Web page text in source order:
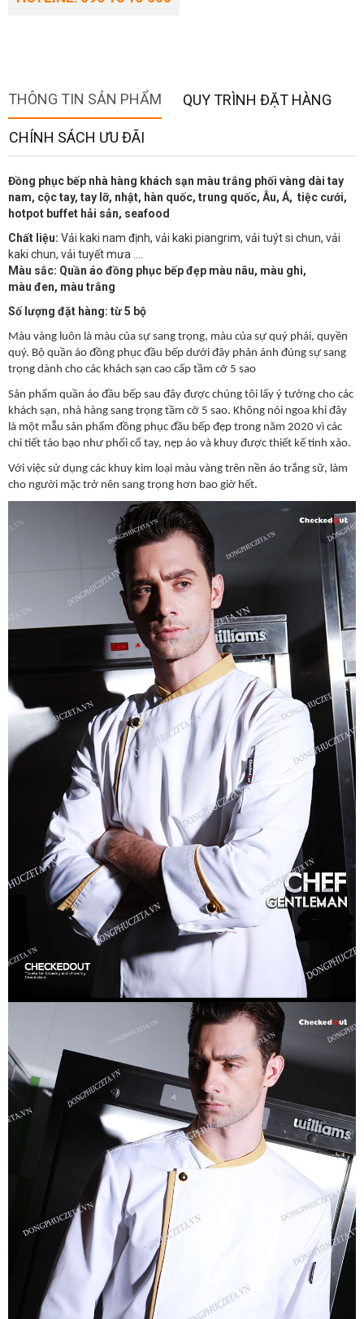
THÔNG TIN SẢN PHẨM QUY TRÌNH ĐẶT HÀNG
CHÍNH SÁCH ƯU ĐÃI
Đồng phục bếp nhà hàng khách sạn màu trắng phối vàng dài tay
nam, cộc tay, tay lỡ, nhật, hàn quốc, trung quốc, Âu, Á, tiệc cưới,
hotpot buffet hải sản, seafood
Chất liệu: Vải kaki nam định, vải kaki piangrim, vải tuýt si chun, vải
kaki chun, vải tuyết mưa ....
Màu sắc: Quần áo đồng phục bếp đẹp màu nâu, màu ghi,
màu đen, màu trắng
Số lượng đặt hàng: từ 5 bộ
Màu vàng luôn là màu của sự sang trọng, màu của sự quý phái, quyền
quý. Bộ quần áo đồng phục đầu bếp dưới đây phản ánh đúng sự sang
trọng dành cho các khách sạn cao cấp tầm cỡ 5 sao
Sản phẩm quần áo đầu bếp sau đây được chúng tôi lấy ý tưởng cho các
khách sạn, nhà hàng sang trọng tầm cỡ 5 sao. Không nói ngoa khi đây
là một mẫu sản phẩm đồng phục đầu bếp đẹp trong năm 2020 vì các
chi tiết táo bạo như phối cổ tay, nẹp áo và khuy được thiết kế tinh xảo.
Với việc sử dụng các khuy kim loại màu vàng trên nền áo trắng sữ, làm
cho người mặc trở nên sang trọng hơn bao giờ hết.